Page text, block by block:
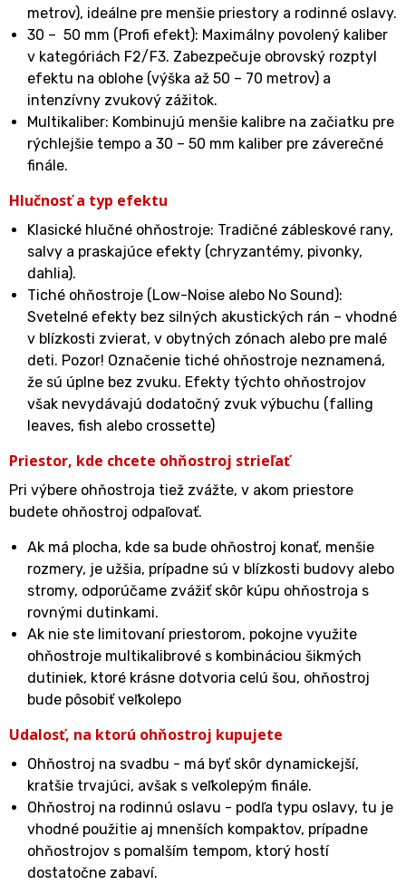
metrov), ideálne pre menšie priestory a rodinné oslavy.
30 – 50 mm (Profi efekt): Maximálny povolený kaliber
v kategóriách F2/F3. Zabezpečuje obrovský rozptyl
efektu na oblohe (výška až 50 – 70 metrov) a
intenzívny zvukový zážitok.
Multikaliber: Kombinujú menšie kalibre na začiatku pre
rýchlejšie tempo a 30 – 50 mm kaliber pre záverečné
finále.
Hlučnosť a typ efektu
Klasické hlučné ohňostroje: Tradičné zábleskové rany,
salvy a praskajúce efekty (chryzantémy, pivonky,
dahlia).
Tiché ohňostroje (Low-Noise alebo No Sound):
Svetelné efekty bez silných akustických rán – vhodné
v blízkosti zvierat, v obytných zónach alebo pre malé
deti. Pozor! Označenie tiché ohňostroje neznamená,
že sú úplne bez zvuku. Efekty týchto ohňostrojov
však nevydávajú dodatočný zvuk výbuchu (falling
leaves, fish alebo crossette)
Priestor, kde chcete ohňostroj strieľať
Pri výbere ohňostroja tiež zvážte, v akom priestore
budete ohňostroj odpaľovať.
Ak má plocha, kde sa bude ohňostroj konať, menšie
rozmery, je užšia, prípadne sú v blízkosti budovy alebo
stromy, odporúčame zvážiť skôr kúpu ohňostroja s
rovnými dutinkami.
Ak nie ste limitovaní priestorom, pokojne využite
ohňostroje multikalibrové s kombináciou šikmých
dutiniek, ktoré krásne dotvoria celú šou, ohňostroj
bude pôsobiť veľkolepo
Udalosť, na ktorú ohňostroj kupujete
Ohňostroj na svadbu - má byť skôr dynamickejší,
kratšie trvajúci, avšak s veľkolepým finále.
Ohňostroj na rodinnú oslavu - podľa typu oslavy, tu je
vhodné použitie aj mnenších kompaktov, prípadne
ohňostrojov s pomalším tempom, ktorý hostí
dostatočne zabaví.